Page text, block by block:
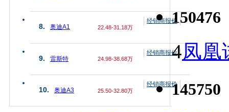
8. 奥迪A1 22.48-31.18万
经销商报价
9. 雷斯特 24.98-38.68万
经销商报价
10. 奥迪A3 25.50-32.80万
经销商报价
150476
4凤凰
145750